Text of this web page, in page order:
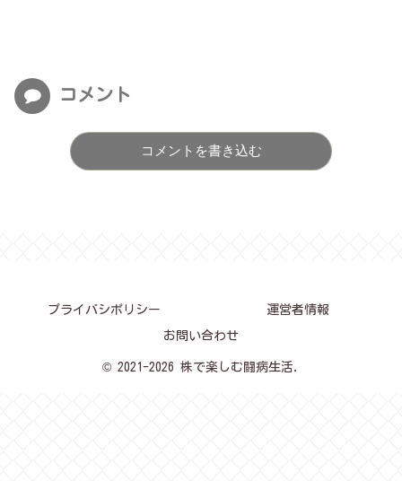
コメント
コメントを書き込む
プライバシポリシー 運営者情報
お問い合わせ
© 2021-2026 株で楽しむ闘病生活.